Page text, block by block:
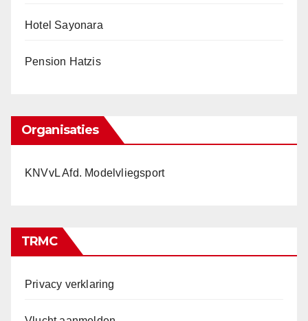
Hotel Sayonara
Pension Hatzis
Organisaties
KNVvL Afd. Modelvliegsport
TRMC
Privacy verklaring